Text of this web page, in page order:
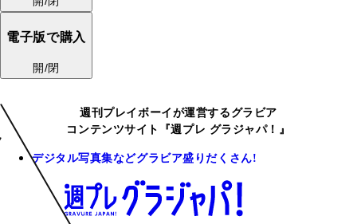
電子版で購入
開/閉
週刊プレイボーイが運営するグラビア
コンテンツサイト『週プレ グラジャパ！』
デジタル写真集などグラビア盛りだくさん!